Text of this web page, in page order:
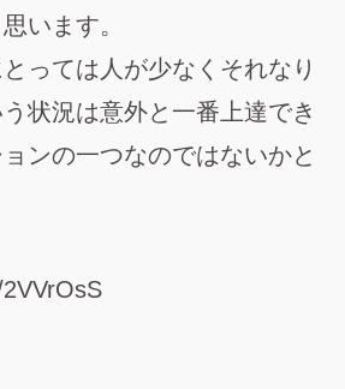
います。
っては人が少なくそれなり
状況は意外と一番上達でき
ンの一つなのではないかと